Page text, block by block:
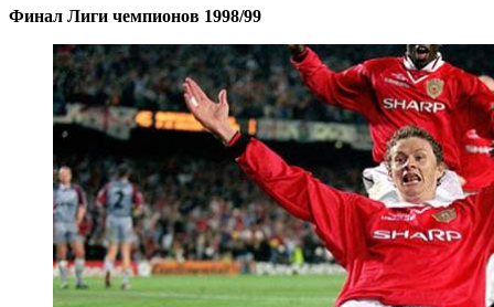
Финал Лиги чемпионов 1998/99